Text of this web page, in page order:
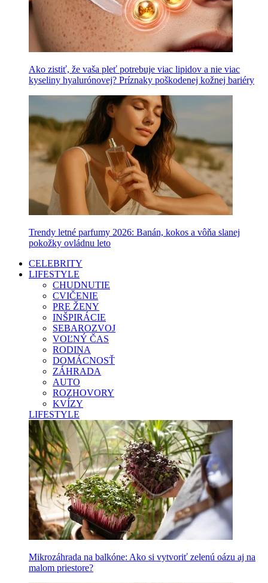
Ako zistiť, že vaša pleť potrebuje viac lipidov a nie viac
kyseliny hyalurónovej? Príznaky poškodenej kožnej bariéry
Trendy letné parfumy 2026: Banán, kokos a vôňa slanej
pokožky ovládnu leto
CELEBRITY
LIFESTYLE
CHUDNUTIE
CVIČENIE
PRE ŽENY
INŠPIRÁCIE
SEBAROZVOJ
VOĽNÝ ČAS
RODINA
DOMÁCNOSŤ
ZÁHRADA
AUTO
ROZHOVORY
KVÍZY
LIFESTYLE
Mikrozáhrada na balkóne: Ako si vytvoriť zelenú oázu aj na
malom priestore?